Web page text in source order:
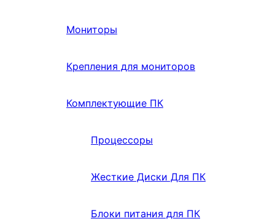
Мониторы
Крепления для мониторов
Комплектующие ПК
Процессоры
Жесткие Диски Для ПК
Блоки питания для ПК